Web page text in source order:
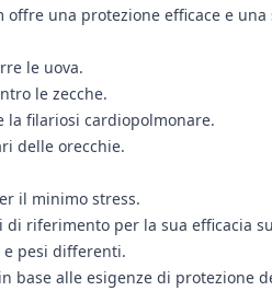
una protezione efficace e
le uova.
le zecche.
la filariosi cardiopolmonare.
delle orecchie.
il minimo stress.
di riferimento per la sua efficacia
pesi differenti.
base alle esigenze di protezione